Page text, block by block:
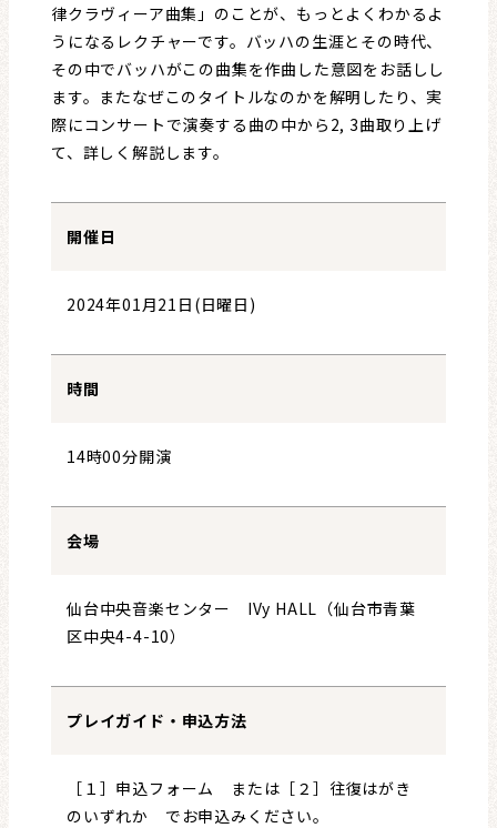
律クラヴィーア曲集」のことが、もっとよくわかるよ
うになるレクチャーです。バッハの生涯とその時代、
その中でバッハがこの曲集を作曲した意図をお話しし
ます。またなぜこのタイトルなのかを解明したり、実
際にコンサートで演奏する曲の中から2, 3曲取り上げ
て、詳しく解説します。
開催日
2024年01月21日(日曜日)
時間
14時00分開演
会場
仙台中央音楽センター IVy HALL（仙台市青葉
区中央4-4-10）
プレイガイド・申込方法
［１］申込フォーム または［２］往復はがき
のいずれか でお申込みください。